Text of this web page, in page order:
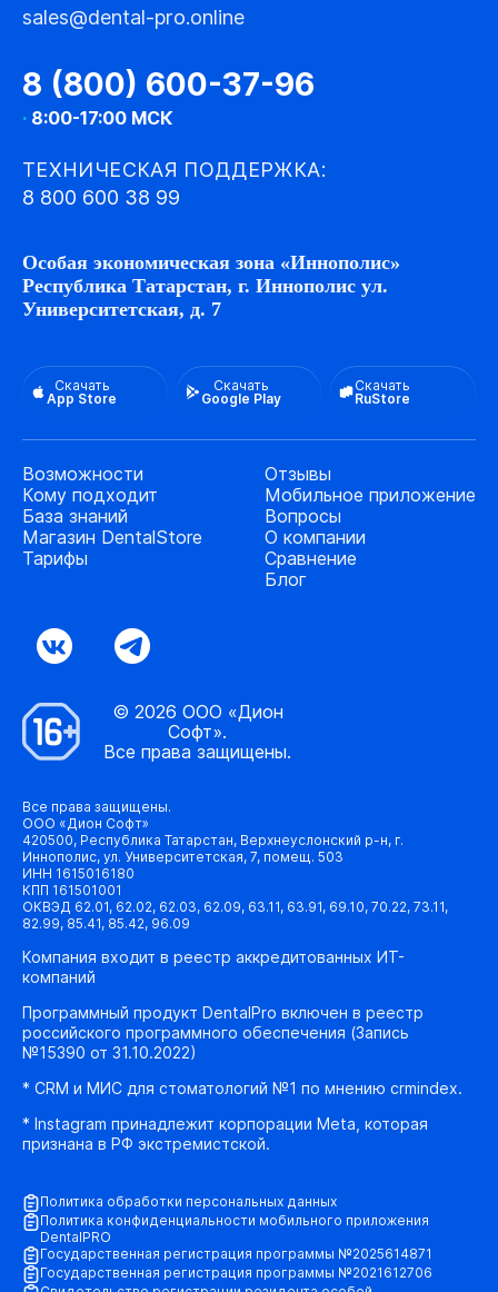
sales@dental-pro.online
8 (800) 600-37-96
· 8:00-17:00 МСК
ТЕХНИЧЕСКАЯ ПОДДЕРЖКА:
8 800 600 38 99
Особая экономическая зона «Иннополис»
Республика Татарстан, г. Иннополис ул.
Университетская, д. 7
Скачать
App Store
Скачать
Google Play
Скачать
RuStore
Возможности
Кому подходит
База знаний
Магазин DentalStore
Тарифы
Отзывы
Мобильное приложение
Вопросы
О компании
Сравнение
Блог
© 2026 ООО «Дион
Софт».
Все права защищены.
Все права защищены.
ООО «Дион Софт»
420500, Республика Татарстан, Верхнеуслонский р-н, г.
Иннополис, ул. Университетская, 7, помещ. 503
ИНН 1615016180
КПП 161501001
ОКВЭД 62.01, 62.02, 62.03, 62.09, 63.11, 63.91, 69.10, 70.22, 73.11,
82.99, 85.41, 85.42, 96.09
Компания входит в реестр аккредитованных ИТ-
компаний
Программный продукт DentalPro включен в реестр
российского программного обеспечения (Запись
№15390 от 31.10.2022)
* CRM и МИС для стоматологий №1 по мнению crmindex.
* Instagram принадлежит корпорации Meta, которая
признана в РФ экстремистской.
Политика обработки персональных данных
Политика конфиденциальности мобильного приложения
DentalPRO
Государственная регистрация программы №2025614871
Государственная регистрация программы №2021612706